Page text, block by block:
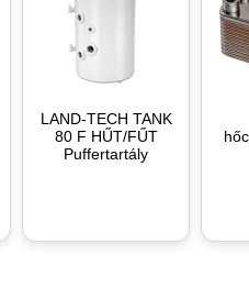
LAND-TECH TANK
80 F HŰT/FŰT
Puffertartály